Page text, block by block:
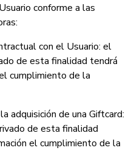
conforme a las
con el Usuario: el
de esta finalidad tendrá
cumplimiento de la
adquisición de una Giftcard:
de esta finalidad
el cumplimiento de la